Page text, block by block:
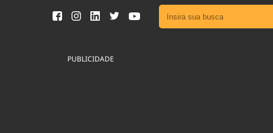
Ver todas as notícias
PUBLICIDADE